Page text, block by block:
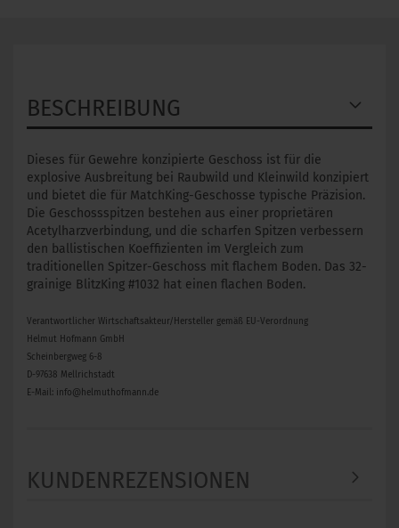
BESCHREIBUNG
Dieses für Gewehre konzipierte Geschoss ist für die
explosive Ausbreitung bei Raubwild und Kleinwild konzipiert
und bietet die für MatchKing-Geschosse typische Präzision.
Die Geschossspitzen bestehen aus einer proprietären
Acetylharzverbindung, und die scharfen Spitzen verbessern
den ballistischen Koeffizienten im Vergleich zum
traditionellen Spitzer-Geschoss mit flachem Boden. Das 32-
grainige BlitzKing #1032 hat einen flachen Boden.
Verantwortlicher Wirtschaftsakteur/Hersteller gemäß EU-Verordnung
Helmut Hofmann GmbH
Scheinbergweg 6-8
D-97638 Mellrichstadt
E-Mail: info@helmuthofmann.de
KUNDENREZENSIONEN